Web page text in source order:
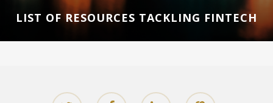
LIST OF RESOURCES TACKLING FINTECH